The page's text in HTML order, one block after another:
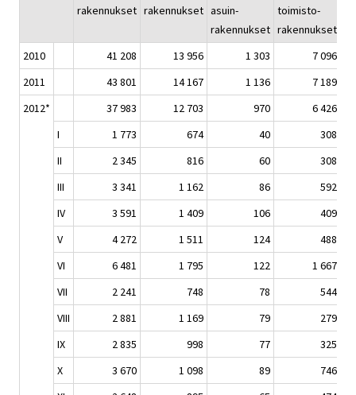
rakennukset rakennukset asuin-
rakennukset
toimisto-
rakennukset
2010
41 208 13 956 1 303
7 096
2011
43 801 14 167 1 136
7 189
2012*
37 983 12 703 970
6 426
I
1 773 674 40
308
II
2 345 816 60
308
III
3 341 1 162 86
592
IV
3 591 1 409 106
409
V
4 272 1 511 124
488
VI
6 481 1 795 122
1 667
VII
2 241 748 78
544
VIII
2 881 1 169 79
279
IX
2 835 998 77
325
X
3 670 1 098 89
746